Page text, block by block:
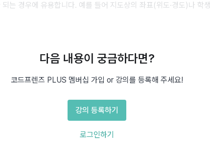
는 경우에 유용합니다. 예를 들어 지도상의 좌표(위도·경도)나 학
소의 위치가 중요합니다.
없습니다.
다음 내용이 궁금하다면?
코드프렌즈 PLUS 멤버십 가입 or 강의를 등록해 주세요!
강의 등록하기
로그인하기